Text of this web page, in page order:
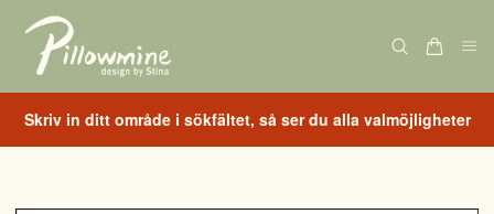
Skriv in ditt område i sökfältet, så ser du alla valmöjligheter